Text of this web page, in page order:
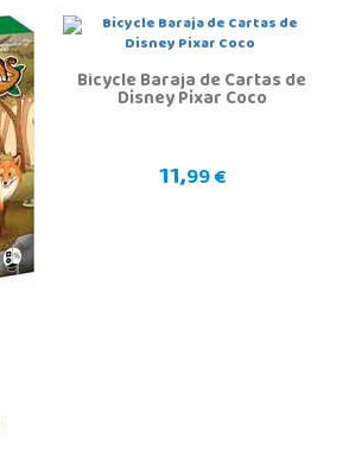
Bicycle Baraja de Cartas de
Disney Pixar Coco
11,99 €